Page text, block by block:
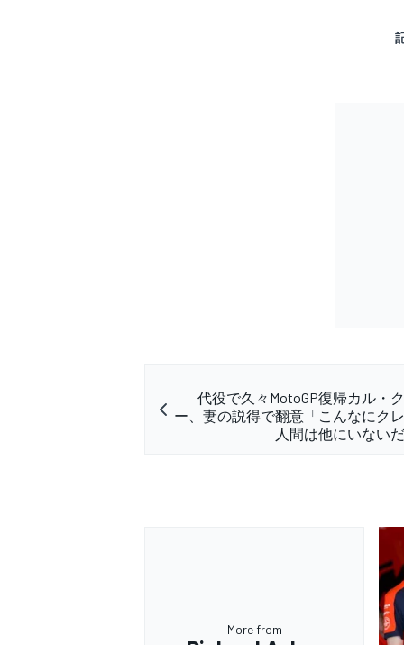
代役で久々MotoGP復帰カル・
ー、妻の説得で翻意「こんなにク
人間は他にいない
More from